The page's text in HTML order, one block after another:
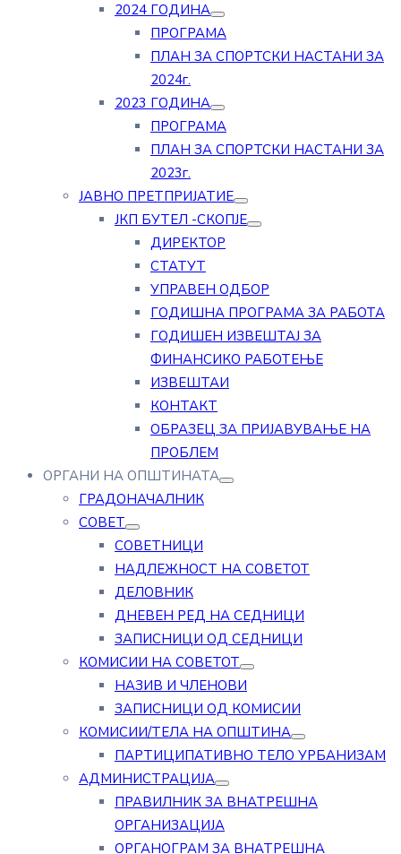
2024 ГОДИНА
ПРОГРАМА
ПЛАН ЗА СПОРТСКИ НАСТАНИ ЗА
2024г.
2023 ГОДИНА
ПРОГРАМА
ПЛАН ЗА СПОРТСКИ НАСТАНИ ЗА
2023г.
ЈАВНО ПРЕТПРИЈАТИЕ
ЈКП БУТЕЛ -СКОПЈЕ
ДИРЕКТОР
СТАТУТ
УПРАВЕН ОДБОР
ГОДИШНА ПРОГРАМА ЗА РАБОТА
ГОДИШЕН ИЗВЕШТАЈ ЗА
ФИНАНСИКО РАБОТЕЊЕ
ИЗВЕШТАИ
КОНТАКТ
ОБРАЗЕЦ ЗА ПРИЈАВУВАЊЕ НА
ПРОБЛЕМ
ОРГАНИ НА ОПШТИНАТА
ГРАДОНАЧАЛНИК
СОВЕТ
СОВЕТНИЦИ
НАДЛЕЖНОСТ НА СОВЕТОТ
ДЕЛОВНИК
ДНЕВЕН РЕД НА СЕДНИЦИ
ЗАПИСНИЦИ ОД СЕДНИЦИ
КОМИСИИ НА СОВЕТОТ
НАЗИВ И ЧЛЕНОВИ
ЗАПИСНИЦИ ОД КОМИСИИ
КОМИСИИ/ТЕЛА НА ОПШТИНА
ПАРТИЦИПАТИВНО ТЕЛО УРБАНИЗАМ
АДМИНИСТРАЦИЈА
ПРАВИЛНИК ЗА ВНАТРЕШНА
ОРГАНИЗАЦИЈА
ОРГАНОГРАМ ЗА ВНАТРЕШНА